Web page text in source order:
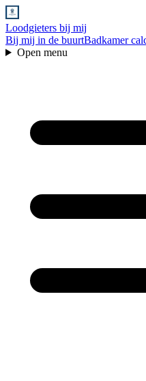
Loodgieters bij mij
Bij mij in de buurtBadkamer
Open menu